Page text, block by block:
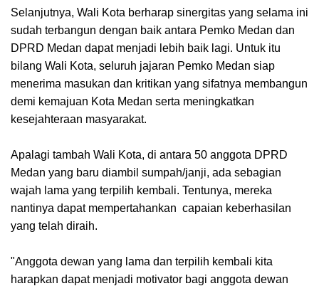
Selanjutnya, Wali Kota berharap sinergitas yang selama ini
sudah terbangun dengan baik antara Pemko Medan dan
DPRD Medan dapat menjadi lebih baik lagi. Untuk itu
bilang Wali Kota, seluruh jajaran Pemko Medan siap
menerima masukan dan kritikan yang sifatnya membangun
demi kemajuan Kota Medan serta meningkatkan
kesejahteraan masyarakat.
Apalagi tambah Wali Kota, di antara 50 anggota DPRD
Medan yang baru diambil sumpah/janji, ada sebagian
wajah lama yang terpilih kembali. Tentunya, mereka
nantinya dapat mempertahankan capaian keberhasilan
yang telah diraih.
"Anggota dewan yang lama dan terpilih kembali kita
harapkan dapat menjadi motivator bagi anggota dewan